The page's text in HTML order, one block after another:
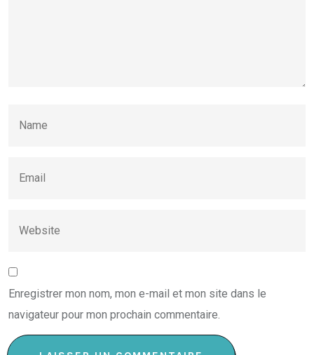
Enregistrer mon nom, mon e-mail et mon site dans le
navigateur pour mon prochain commentaire.